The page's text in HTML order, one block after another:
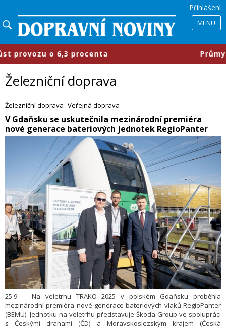
Přihlášení
MENU
​Průmyslové parky se
Železniční doprava
Železniční doprava Veřejná doprava
​V Gdaňsku se uskutečnila mezinárodní premiéra
nové generace bateriových jednotek RegioPanter
25.9. – Na veletrhu TRAKO 2025 v polském Gdaňsku proběhla
mezinárodní premiéra nové generace bateriových vlaků RegioPanter
(BEMU). Jednotku na veletrhu představuje Škoda Group ve spolupráci
s Českými drahami (ČD) a Moravskoslezským krajem (Česká